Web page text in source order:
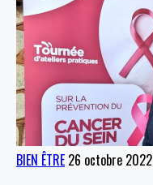
BIEN ÊTRE 26 octobre 2022